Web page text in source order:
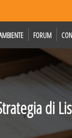
FORUM
di